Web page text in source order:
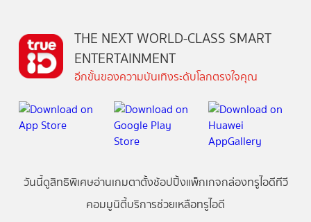
THE NEXT WORLD-CLASS SMART
ENTERTAINMENT
อีกขั้นของความบันเทิงระดับโลกตรงใจคุณ
วันนี้ดูสิทธิพิเศษอ่านเกมตาตั้งช้อปปิ้งแพ็กเกจกล่องทรูไอดีทีวี
คอมมูนิตี้บริการช่วยเหลือทรูไอดี